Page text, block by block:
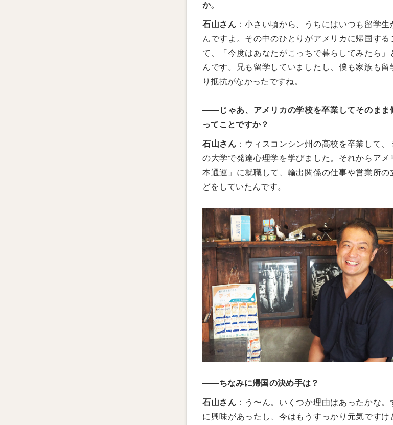
か。
石山さん ：小さい頃から、うちにはいつも留学生
んですよ。その中のひとりがアメリカに帰国する
て、「今度はあなたがこっちで暮らしてみたら」
んです。兄も留学していましたし、僕も家族も留
り抵抗がなかったですね。
——じゃあ、アメリカの学校を卒業してそのまま
ってことですか？
石山さん ：ウィスコンシン州の高校を卒業して、
の大学で発達心理学を学びました。それからアメ
本通運」に就職して、輸出関係の仕事や営業所の
どをしていたんです。
——ちなみに帰国の決め手は？
石山さん ：う〜ん。いくつか理由はあったかな。
に興味があったし、今はもうすっかり元気ですけ